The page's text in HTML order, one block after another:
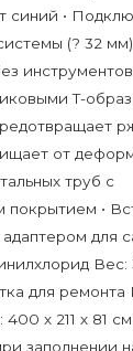
синий •
(? 32
Т-
от
труб с
покрытием •
для
Вес:
для ремонта
х 211 х 81
заполнении